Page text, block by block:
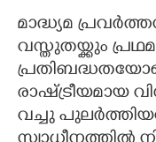
മാദ്ധ്യമ
വസ്തുതയ്ക്കും
രാഷ്ട്രീയമായ
വച്ചു